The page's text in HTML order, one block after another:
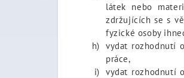
látek nebo
zdržujících se s
fyzické osoby
vydat rozhodnutí
práce,
vydat rozhodnutí